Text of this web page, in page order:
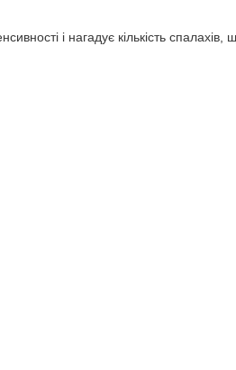
і нагадує кількість спалахів,